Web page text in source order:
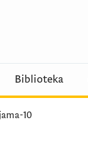
Biblioteka
10